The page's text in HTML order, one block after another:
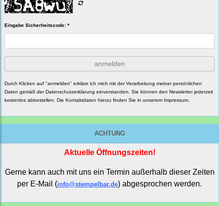
Eingabe Sicherheitscode: *
anmelden
Durch Klicken auf "anmelden" erkläre ich mich mit der Verarbeitung meiner persönlichen
Daten gemäß der Datenschutzerklärung einverstanden. Sie können den Newsletter jederzeit
kostenlos abbestellen. Die Kontaktdaten hierzu finden Sie in unserem Impressum.
ACHTUNG
Aktuelle Öffnungszeiten!
Gerne kann auch mit uns ein Termin außerhalb dieser Zeiten
per E-Mail (info@stempelbar.de) abgesprochen werden.